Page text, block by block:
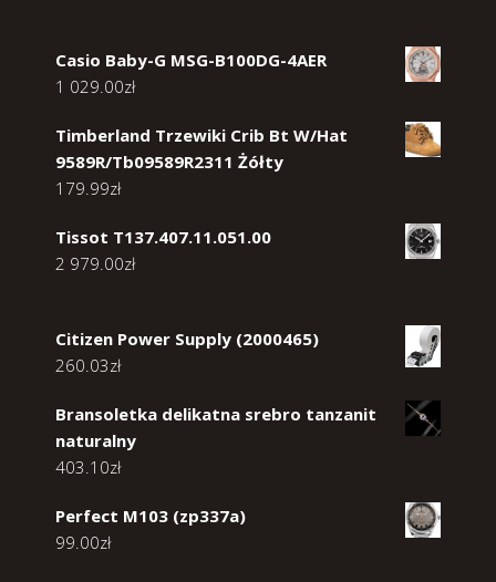
Casio Baby-G MSG-B100DG-4AER
1 029.00zł
Timberland Trzewiki Crib Bt W/Hat
9589R/Tb09589R2311 Żółty
179.99zł
Tissot T137.407.11.051.00
2 979.00zł
Citizen Power Supply (2000465)
260.03zł
Bransoletka delikatna srebro tanzanit
naturalny
403.10zł
Perfect M103 (zp337a)
99.00zł